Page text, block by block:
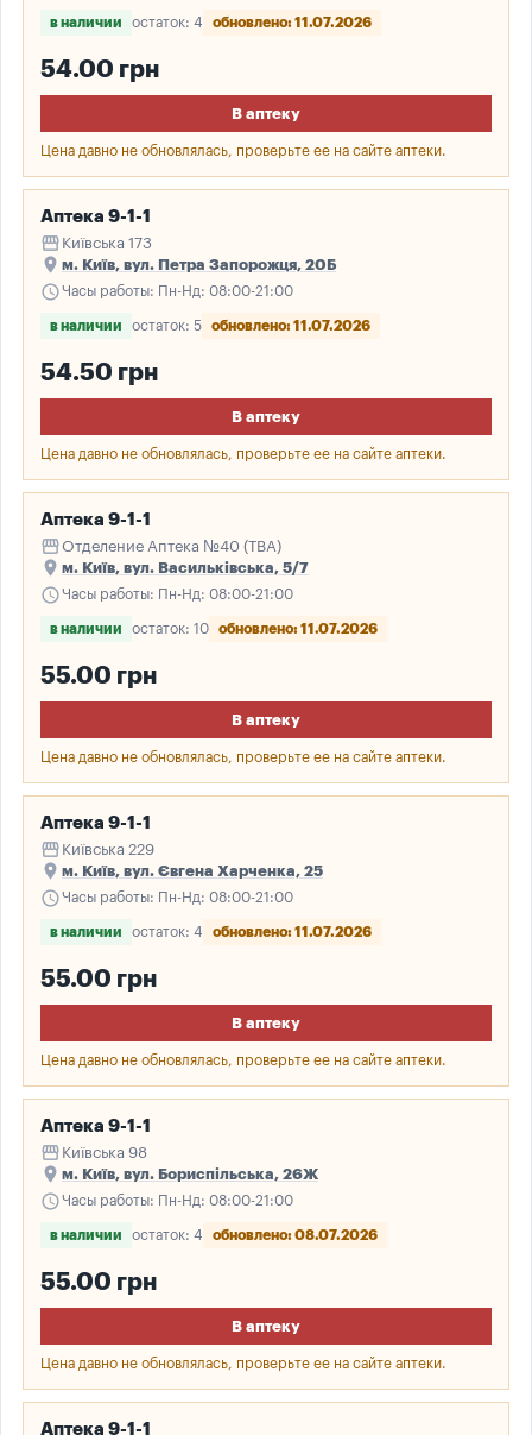
в наличии остаток: 4 обновлено: 11.07.2026
54.00 грн
В аптеку
Цена давно не обновлялась, проверьте ее на сайте аптеки.
Аптека 9-1-1
storefront Київська 173
place м. Київ, вул. Петра Запорожця, 20Б
scheduleЧасы работы: Пн-Нд: 08:00-21:00
в наличии остаток: 5 обновлено: 11.07.2026
54.50 грн
В аптеку
Цена давно не обновлялась, проверьте ее на сайте аптеки.
Аптека 9-1-1
storefrontОтделение Аптека №40 (ТВА)
place м. Київ, вул. Васильківська, 5/7
scheduleЧасы работы: Пн-Нд: 08:00-21:00
в наличии остаток: 10 обновлено: 11.07.2026
55.00 грн
В аптеку
Цена давно не обновлялась, проверьте ее на сайте аптеки.
Аптека 9-1-1
storefront Київська 229
place м. Київ, вул. Євгена Харченка, 25
scheduleЧасы работы: Пн-Нд: 08:00-21:00
в наличии остаток: 4 обновлено: 11.07.2026
55.00 грн
В аптеку
Цена давно не обновлялась, проверьте ее на сайте аптеки.
Аптека 9-1-1
storefront Київська 98
place м. Київ, вул. Бориспільська, 26Ж
scheduleЧасы работы: Пн-Нд: 08:00-21:00
в наличии остаток: 4 обновлено: 08.07.2026
55.00 грн
В аптеку
Цена давно не обновлялась, проверьте ее на сайте аптеки.
Аптека 9-1-1